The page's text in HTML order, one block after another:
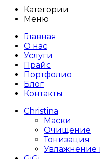
Категории
Меню
Главная
О нас
Услуги
Прайс
Портфолио
Блог
Контакты
Christina
Маски
Очищение
Тонизация
Увлажнение